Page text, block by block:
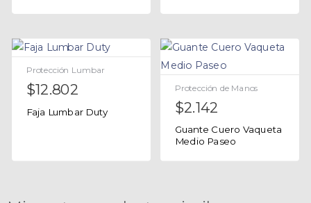
Protección Lumbar
$12.802
Faja Lumbar Duty
Protección de Manos
$2.142
Guante Cuero Vaqueta
Medio Paseo